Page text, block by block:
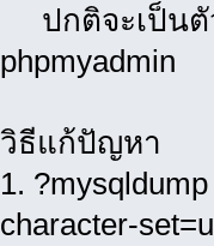
ปกติจะเป็นตั
phpmyadmin
วิธีแก้ปัญหา
1.
character-